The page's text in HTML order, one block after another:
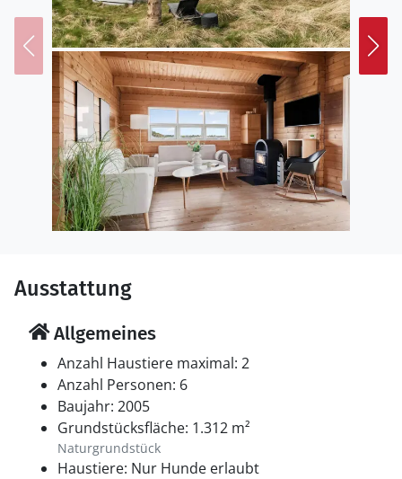
Ausstattung
Allgemeines
Anzahl Haustiere maximal: 2
Anzahl Personen: 6
Baujahr: 2005
Grundstücksfläche: 1.312 m²
Naturgrundstück
Haustiere: Nur Hunde erlaubt